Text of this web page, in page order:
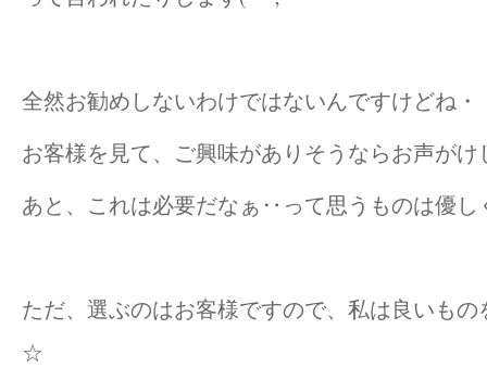
全然お勧めしないわけではないんですけどね・
お客様を見て、ご興味がありそうならお声が
あと、これは必要だなぁ‥って思うものは優し
ただ、選ぶのはお客様ですので、私は良いも
☆